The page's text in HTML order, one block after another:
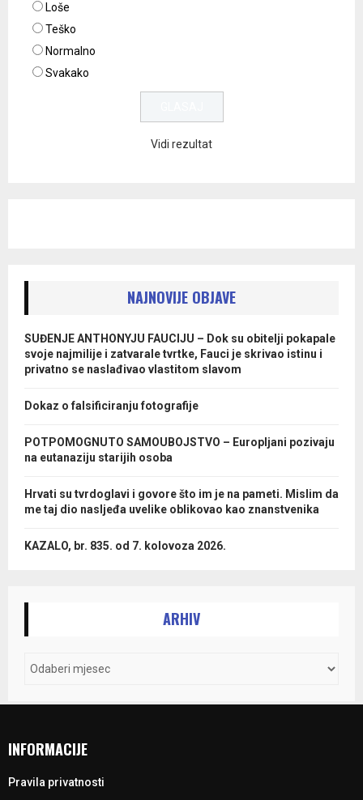
Loše
Teško
Normalno
Svakako
Vidi rezultat
NAJNOVIJE OBJAVE
SUĐENJE ANTHONYJU FAUCIJU – Dok su obitelji pokapale
svoje najmilije i zatvarale tvrtke, Fauci je skrivao istinu i
privatno se naslađivao vlastitom slavom
Dokaz o falsificiranju fotografije
POTPOMOGNUTO SAMOUBOJSTVO – Europljani pozivaju
na eutanaziju starijih osoba
Hrvati su tvrdoglavi i govore što im je na pameti. Mislim da
me taj dio nasljeđa uvelike oblikovao kao znanstvenika
KAZALO, br. 835. od 7. kolovoza 2026.
ARHIV
INFORMACIJE
Pravila privatnosti